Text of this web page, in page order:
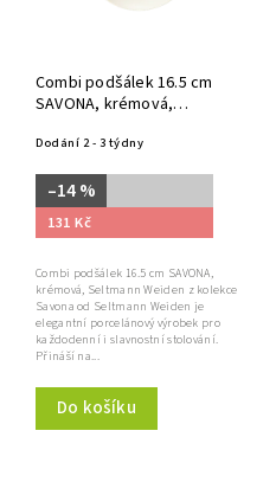
Combi podšálek 16.5 cm
SAVONA, krémová,
Dodání 2 - 3 týdny
–14 %
131 Kč
Do košíku
Combi podšálek 16.5 cm SAVONA,
krémová, Seltmann Weiden z kolekce
Savona od Seltmann Weiden je
elegantní porcelánový výrobek pro
každodenní i slavnostní stolování.
Přináší na...